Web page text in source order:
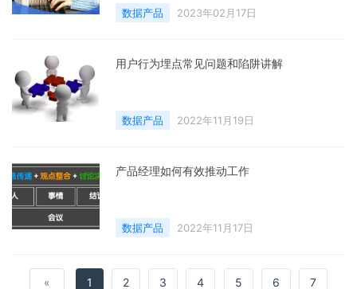
数据产品 2023年02月17日
用户行为埋点常见问题和陷阱讲解
数据产品 2022年11月19日
产品经理如何有效推动工作
数据产品 2022年11月17日
« 1 2 3 4 5 6 7